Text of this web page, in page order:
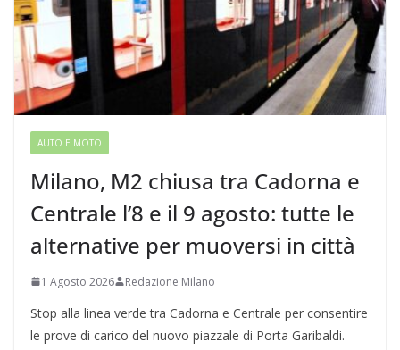
AUTO E MOTO
Milano, M2 chiusa tra Cadorna e
Centrale l’8 e il 9 agosto: tutte le
alternative per muoversi in città
1 Agosto 2026 Redazione Milano
Stop alla linea verde tra Cadorna e Centrale per consentire
le prove di carico del nuovo piazzale di Porta Garibaldi.